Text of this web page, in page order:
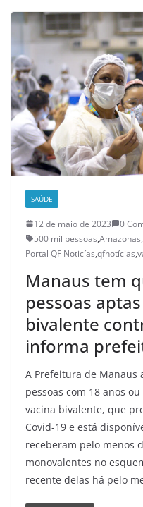
SAÚDE
12 de maio de 2023
0
500 mil pessoas,Amazonas,
Portal QF Noticías,qfnotícias,
Manaus tem
pessoas
bivalente
informa
A Prefeitura de Manaus
pessoas com 18 anos
vacina bivalente, que
Covid-19 e está
receberam pelo menos
monovalentes no
recente delas há pelo